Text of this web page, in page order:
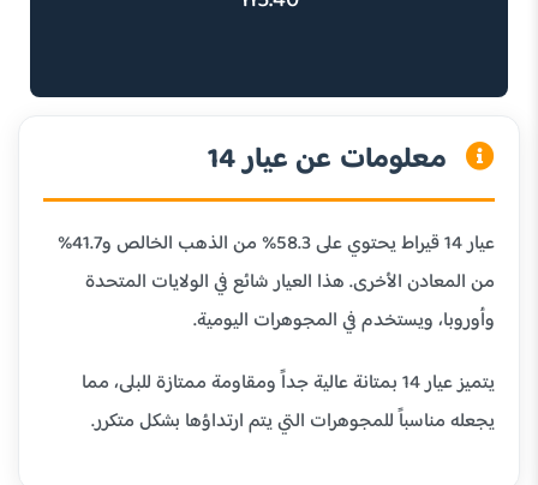
معلومات عن عيار 14
عيار 14 قيراط يحتوي على 58.3% من الذهب الخالص و41.7%
من المعادن الأخرى. هذا العيار شائع في الولايات المتحدة
وأوروبا، ويستخدم في المجوهرات اليومية.
يتميز عيار 14 بمتانة عالية جداً ومقاومة ممتازة للبلى، مما
يجعله مناسباً للمجوهرات التي يتم ارتداؤها بشكل متكرر.